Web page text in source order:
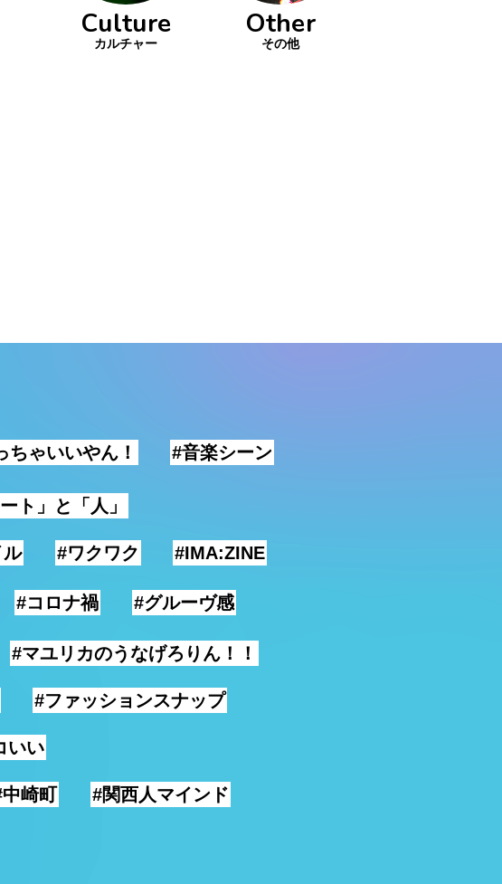
Culture
カルチャー
Other
その他
ちゃいいやん！ #音楽シーン
ト」と「人」
ル #ワクワク #IMA:ZINE
#コロナ禍 #グルーヴ感
#マユリカのうなげろりん！！
#ファッションスナップ
いい
崎町 #関西人マインド